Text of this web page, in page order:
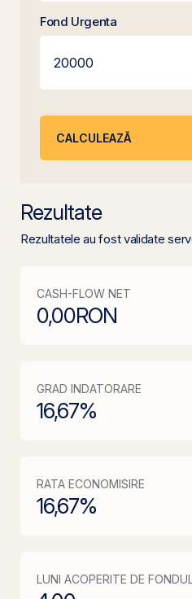
Fond Urgenta
CALCULEAZĂ
Rezultate
Rezultatele au fost validate
CASH-FLOW NET
0,00RON
GRAD INDATORARE
16,67%
RATA ECONOMISIRE
16,67%
LUNI ACOPERITE DE